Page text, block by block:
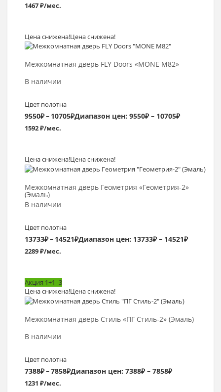
1467 ₽/мес.
Цена снижена!Цена снижена!
Межкомнатная дверь FLY Doors «MONE M82»
В наличии
Цвет полотна
9550₽– 10705₽Диапазон цен: 9550₽ – 10705₽
1592 ₽/мес.
Выбрать >
Цена снижена!Цена снижена!
Межкомнатная дверь Геометрия «Геометрия-2»
(Эмаль)
В наличии
Цвет полотна
13733₽– 14521₽Диапазон цен: 13733₽ – 14521₽
2289 ₽/мес.
Выбрать >
Акция 1+1=3
Цена снижена!Цена снижена!
Межкомнатная дверь Стиль «ПГ Стиль-2» (Эмаль)
В наличии
Цвет полотна
7388₽–7858₽Диапазон цен: 7388₽ – 7858₽
1231 ₽/мес.
Выбрать >